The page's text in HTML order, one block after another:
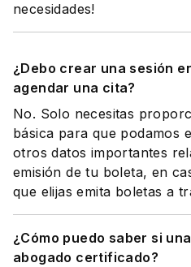
necesidades!
¿Debo crear una sesión
agendar una cita?
No. Solo necesitas
básica para que podamos
otros datos importantes
emisión de tu boleta, en
que elijas emita boletas a
¿Cómo puedo saber si
abogado certificado?